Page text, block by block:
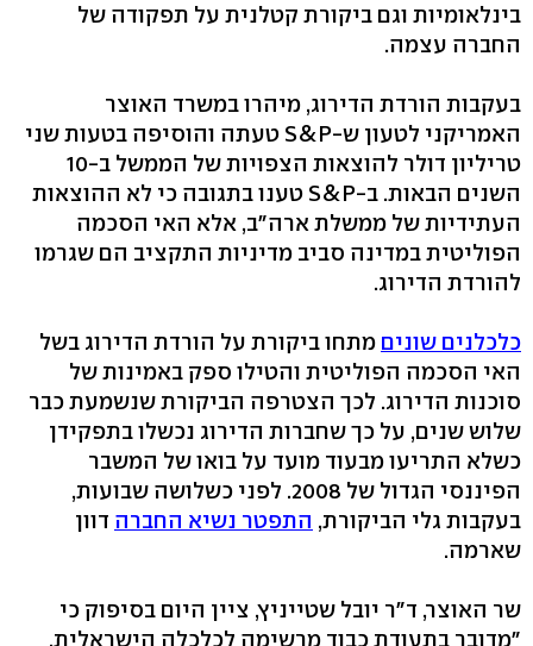
בינלאומיות וגם ביקורת קטלנית על תפקודה של
החברה עצמה.
בעקבות הורדת הדירוג, מיהרו במשרד האוצר
האמריקני לטעון ש-S&P טעתה והוסיפה בטעות שני
טריליון דולר להוצאות הצפויות של הממשל ב-10
השנים הבאות. ב-S&P טענו בתגובה כי לא ההוצאות
העתידיות של ממשלת ארה"ב, אלא האי הסכמה
הפוליטית במדינה סביב מדיניות התקציב הם שגרמו
להורדת הדירוג.
כלכלנים שונים מתחו ביקורת על הורדת הדירוג בשל
האי הסכמה הפוליטית והטילו ספק באמינות של
סוכנות הדירוג. לכך הצטרפה הביקורת שנשמעת כבר
שלוש שנים, על כך שחברות הדירוג נכשלו בתפקידן
כשלא התריעו מבעוד מועד על בואו של המשבר
הפיננסי הגדול של 2008. לפני כשלושה שבועות,
בעקבות גלי הביקורת, התפטר נשיא החברה דוון
שארמה.
שר האוצר, ד"ר יובל שטייניץ, ציין היום בסיפוק כי
"מדובר בתעודת כבוד מרשימה לכלכלה הישראלית,